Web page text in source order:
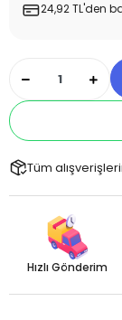
24,92 TL'den
Tüm
Hızlı Gönderim